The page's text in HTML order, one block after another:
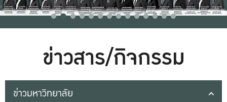
ข่าวสาร/กิจกรรม
ข่าวมหาวิทยาลัย